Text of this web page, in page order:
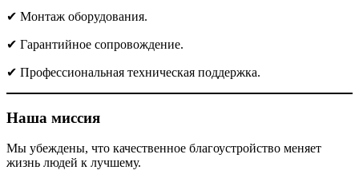
✔ Монтаж оборудования.
✔ Гарантийное сопровождение.
✔ Профессиональная техническая поддержка.
Наша миссия
Мы убеждены, что качественное благоустройство меняет
жизнь людей к лучшему.